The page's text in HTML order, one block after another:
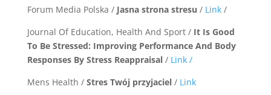
Forum Media Polska / Jasna strona stresu / Link/
Journal Of Education, Health And Sport / It Is Good
To Be Stressed: Improving Performance And Body
Responses By Stress Reappraisal/ Link /
Mens Health / Stres Twój przyjaciel/ Link